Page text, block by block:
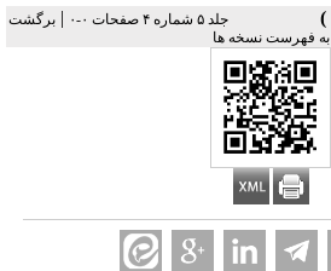
جلد ۵ شماره ۴ صفحات ۰-۰ | برگشت
به فهرست نسخه ها